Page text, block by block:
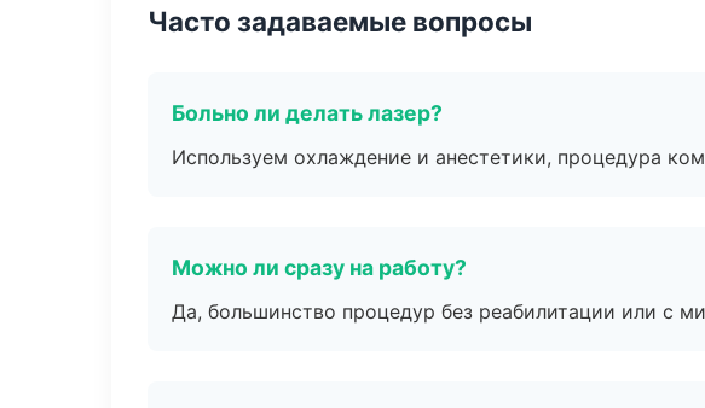
Часто задаваемые вопросы
Больно ли делать лазер?
Используем охлаждение и анестетики, процедура
Можно ли сразу на работу?
Да, большинство процедур без реабилитации или с